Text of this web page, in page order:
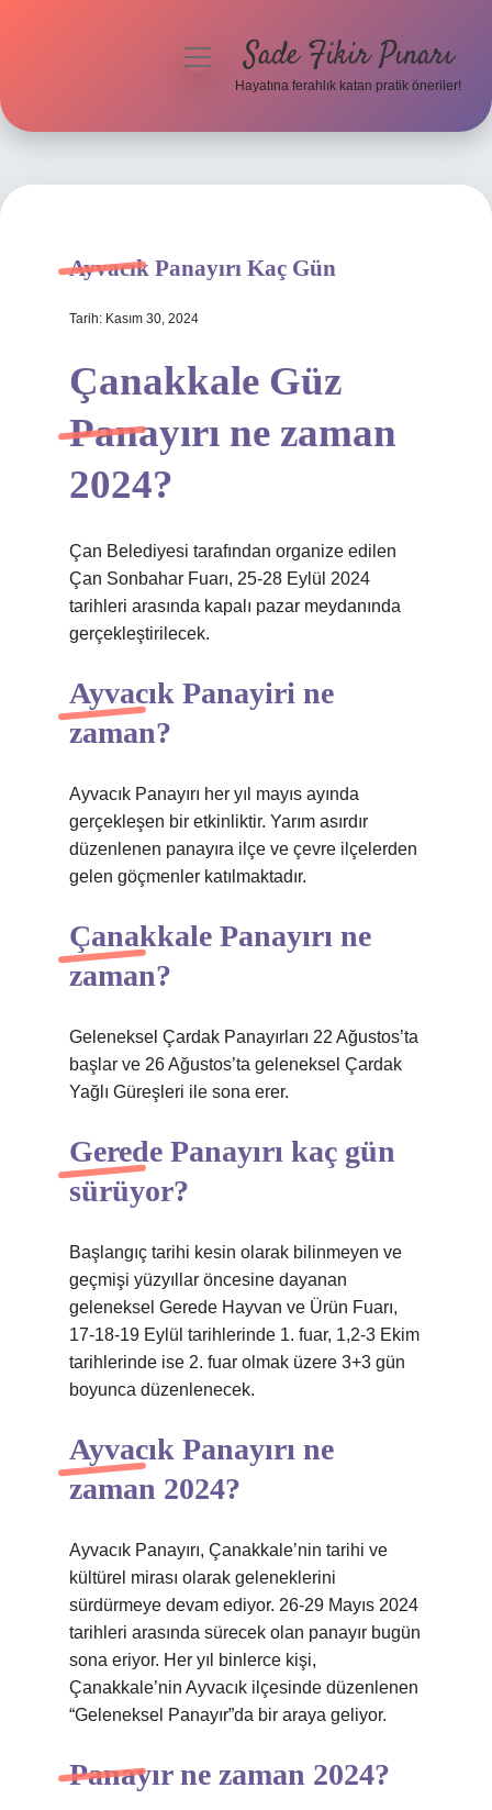
Hakkımızda
menüyüSade Fikir Pınarı
Hayatına ferahlık katan pratik öneriler!
Ayvacık Panayırı Kaç Gün
Tarih: Kasım 30, 2024
Çanakkale Güz
Panayırı ne zaman
2024?
Çan Belediyesi tarafından organize edilen
Çan Sonbahar Fuarı, 25-28 Eylül 2024
tarihleri ​​arasında kapalı pazar meydanında
gerçekleştirilecek.
Ayvacık Panayiri ne
zaman?
Ayvacık Panayırı her yıl mayıs ayında
gerçekleşen bir etkinliktir. Yarım asırdır
düzenlenen panayıra ilçe ve çevre ilçelerden
gelen göçmenler katılmaktadır.
Çanakkale Panayırı ne
zaman?
Geleneksel Çardak Panayırları 22 Ağustos’ta
başlar ve 26 Ağustos’ta geleneksel Çardak
Yağlı Güreşleri ile sona erer.
Gerede Panayırı kaç gün
sürüyor?
Başlangıç ​​tarihi kesin olarak bilinmeyen ve
geçmişi yüzyıllar öncesine dayanan
geleneksel Gerede Hayvan ve Ürün Fuarı,
17-18-19 Eylül tarihlerinde 1. fuar, 1,2-3 Ekim
tarihlerinde ise 2. fuar olmak üzere 3+3 gün
boyunca düzenlenecek.
Ayvacık Panayırı ne
zaman 2024?
Ayvacık Panayırı, Çanakkale’nin tarihi ve
kültürel mirası olarak geleneklerini
sürdürmeye devam ediyor. 26-29 Mayıs 2024
tarihleri ​​arasında sürecek olan panayır bugün
sona eriyor. Her yıl binlerce kişi,
Çanakkale’nin Ayvacık ilçesinde düzenlenen
“Geleneksel Panayır”da bir araya geliyor.
Panayır ne zaman 2024?